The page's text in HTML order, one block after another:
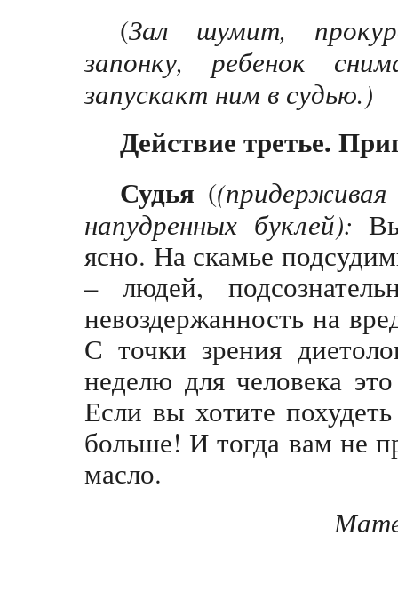
(Зал шумит,
запонку, ребенок
запускакт ним в судью.)
Действие третье.
Судья (
напудренных буклей):
ясно. На скамье
– людей,
невоздержанность на
С точки зрения
неделю для человека
Если вы хотите
больше! И тогда вам не
масло.